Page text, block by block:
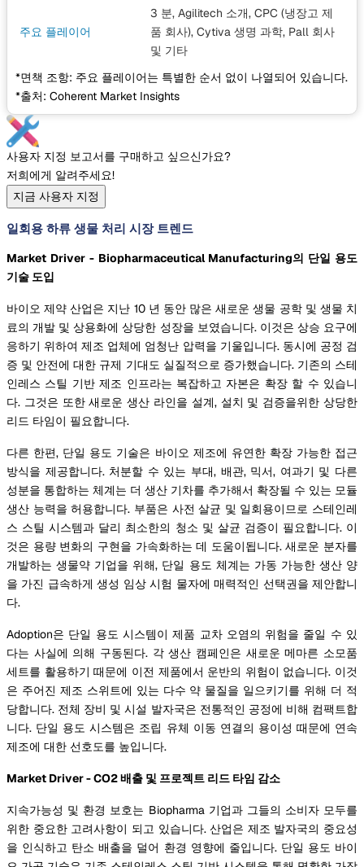
주요 플레이어
3 분, Agilitech 소개, CPC (냉장고 제
품 회사), Cytiva 생명 과학, Pall 회사
및 기타
*면책 조항: 주요 플레이어는 특별한 순서 없이 나열되어 있습니다.
*출처: Coherent Market Insights
사용자 지정 보고서를 구매하고 싶으신가요?
저희에게 알려주세요!
지금 사용자 지정
일회용 하류 생물 처리 시장 트렌드
Market Driver - Biopharmaceutical Manufacturing의 단일 용도
기술 도입
바이오 제약 산업은 지난 10 년 동안 많은 새로운 생물 공학 및 생물 치
료의 개발 및 상용화에 상당한 성장을 보였습니다. 이것은 상승 요구에
응하기 위하여 제조 업체에 엄청난 압력을 기울입니다. 동시에 공정 검
증 및 안전에 대한 규제 기대도 실질적으로 증가했습니다. 기존의 스테
인레스 스틸 기반 제조 인프라는 복잡하고 자본은 확장 할 수 있습니
다. 그것은 또한 새로운 생산 라인을 설계, 설치 및 검증을위한 상당한
리드 타임이 필요합니다.
다른 한편, 단일 용도 기술은 바이오 제조에 유연한 확장 가능한 접근
방식을 제공합니다. 처분할 수 있는 부대, 배관, 믹서, 여과기 및 다른
성분을 통합하는 체계는 더 생산 기차를 추가해서 확장될 수 있는 모듈
생산 능력을 허용합니다. 부품은 사전 살균 및 일회용이므로 스테인레
스 스틸 시스템과 달리 최소한의 청소 및 살균 검증이 필요합니다. 이
것은 용량 변화의 구현을 가속화하는 데 도움이됩니다. 새로운 분자를
개발하는 생물약 기업을 위해, 단일 용도 체계는 가동 가능한 생산 양
을 가진 급속하게 생성 임상 시험 물자에 매력적인 선택권을 제안합니
다.
Adoption은 단일 용도 시스템이 제품 교차 오염의 위험을 줄일 수 있
다는 사실에 의해 구동된다. 각 생산 캠페인은 새로운 메마른 소모품
세트를 활용하기 때문에 이전 제품에서 운반의 위험이 없습니다. 이것
은 주어진 제조 스위트에 있는 다수 약 물질을 일으키기를 위해 더 적
당합니다. 전체 장비 및 시설 발자국은 전통적인 공정에 비해 컴팩트합
니다. 단일 용도 시스템은 조립 유체 이동 연결의 용이성 때문에 연속
제조에 대한 선호도를 높입니다.
Market Driver - CO2 배출 및 프로젝트 리드 타임 감소
지속가능성 및 환경 보호는 Biopharma 기업과 그들의 소비자 모두를
위한 중요한 고려사항이 되고 있습니다. 산업은 제조 발자국의 중요성
을 인식하고 탄소 배출을 덜어 환경 영향에 줄입니다. 단일 용도 바이